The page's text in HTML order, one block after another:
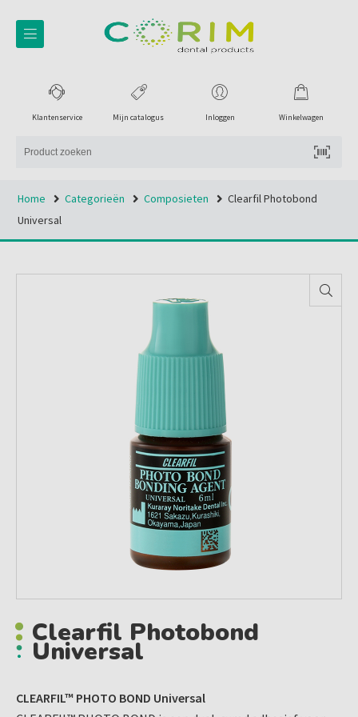
Winkelwagen
Inloggen
Mijn catalogus
Klantenservice
Home Categorieën Composieten
Clearfil Photobond
Universal
Clearfil Photobond
Universal
CLEARFIL™ PHOTO BOND Universal